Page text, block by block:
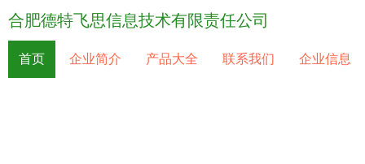
合肥德特飞思信息技术有限责任公司
首页 企业简介 产品大全 联系我们 企业信息